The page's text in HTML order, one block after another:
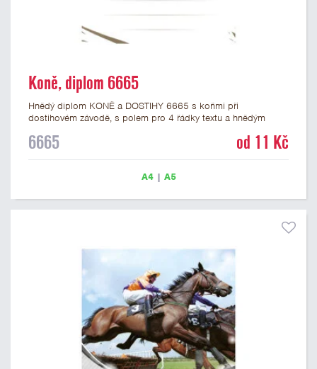
Koně, diplom 6665
Hnědý diplom KONĚ a DOSTIHY 6665 s koňmi při
dostihovém závodě, s polem pro 4 řádky textu a hnědým
A4 a A5. Papírový diplom s motivem závodu koní má gramáž
6665 od 11 Kč
A4| A5